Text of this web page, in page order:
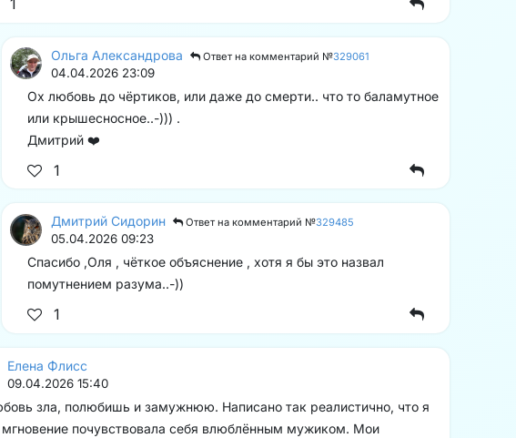
1
Ольга Александрова Ответ на комментарий №329061
04.04.2026 23:09
Ох любовь до чёртиков, или даже до смерти.. что то баламутное
или крышесносное..-))) .
Дмитрий ❤️
1
Дмитрий Сидорин Ответ на комментарий №329485
05.04.2026 09:23
Спасибо ,Оля , чёткое объяснение , хотя я бы это назвал
помутнением разума..-))
1
Елена Флисс
09.04.2026 15:40
зла, полюбишь и замужнюю. Написано так реалистично, что я
мгновение почувствовала себя влюблённым мужиком. Мои